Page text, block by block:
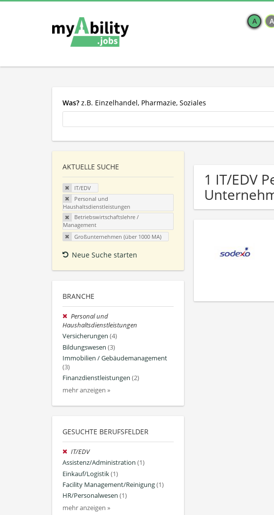
A A
Was? z.B. Einzelhandel, Pharmazie, Soziales
AKTUELLE SUCHE
IT/EDV
Personal und
Haushaltsdienstleistungen
Betriebswirtschaftslehre /
Management
Großunternehmen (über 1000 MA)
Neue Suche starten
BRANCHE
Personal und
Haushaltsdienstleistungen
Versicherungen (4)
Bildungswesen (3)
Immobilien / Gebäudemanagement
(3)
Finanzdienstleistungen (2)
mehr anzeigen »
GESUCHTE BERUFSFELDER
IT/EDV
Assistenz/Administration (1)
Einkauf/Logistik(1)
Facility Management/Reinigung(1)
HR/Personalwesen (1)
mehr anzeigen »
1 IT/EDV